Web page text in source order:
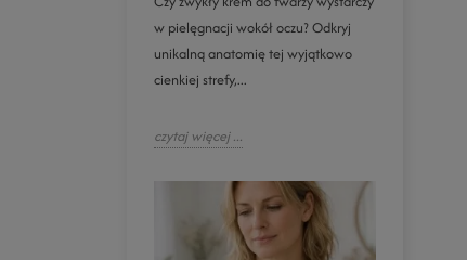
w pielęgnacji wokół oczu? Odkryj
unikalną anatomię tej wyjątkowo
cienkiej strefy,...
czytaj więcej ...